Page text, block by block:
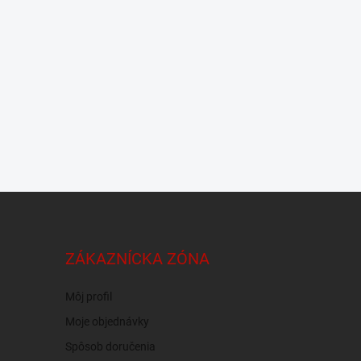
ZÁKAZNÍCKA ZÓNA
Môj profil
Moje objednávky
Spôsob doručenia